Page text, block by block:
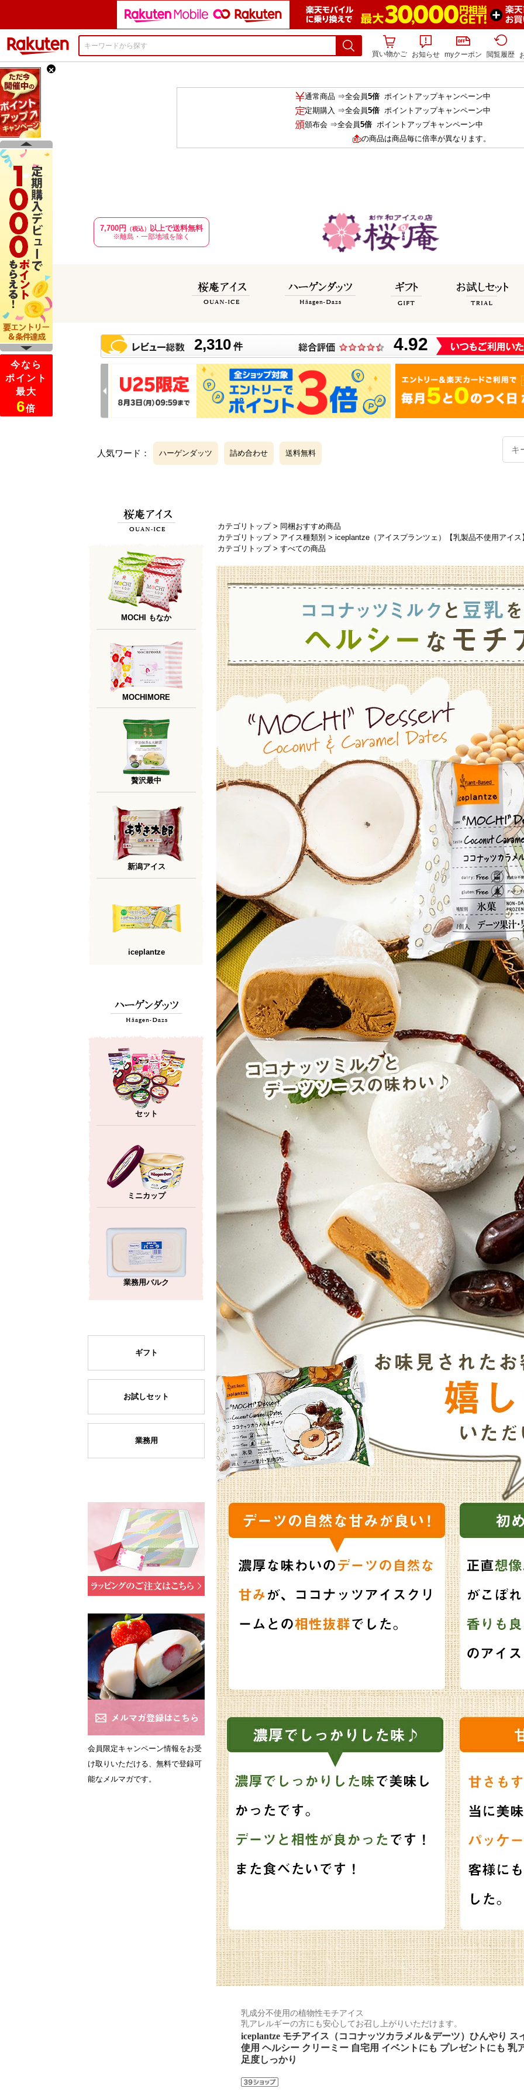
買い物かご
お知らせ myクーポン 閲覧履歴
通常商品 ⇒全会員5倍 ポイントアップキャンペーン中
定期購入 ⇒全会員5倍 ポイントアップキャンペーン中
頒布会 ⇒全会員5倍 ポイントアップキャンペーン中
の商品は商品毎に倍率が異なります。
7,700円 （税込） 以上で送料無料
※離島・一部地域を除く
×
人気ワード： ハーゲンダッツ 詰め合わせ 送料無料
MOCHI もなか
MOCHIMORE
贅沢最中
新潟アイス
iceplantze
セット
ミニカップ
業務用バルク
ギフト
お試しセット
業務用
会員限定キャンペーン情報をお受
け取りいただける、無料で登録可
能なメルマガです。
カテゴリトップ> 同梱おすすめ商品
カテゴリトップ> アイス種類別 > iceplantze（アイスプランツェ）【乳製品不使用アイス
カテゴリトップ> すべての商品
乳成分不使用の植物性モチアイス
乳アレルギーの方にも安心してお召し上がりいただけます。
iceplantze モチアイス（ココナッツカラメル＆デーツ）ひんやり
使用 ヘルシー クリーミー 自宅用 イベントにも プレゼントにも 乳
足度しっかり